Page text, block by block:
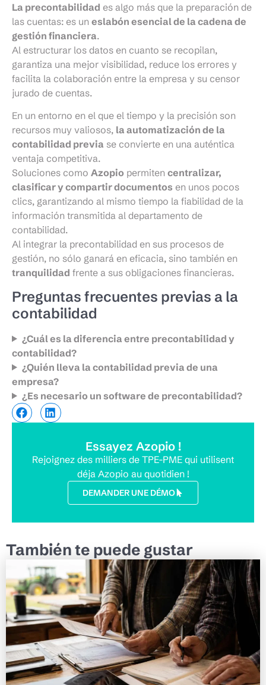
La precontabilidad es algo más que la preparación de
las cuentas: es un eslabón esencial de la cadena de
gestión financiera.
Al estructurar los datos en cuanto se recopilan,
garantiza una mejor visibilidad, reduce los errores y
facilita la colaboración entre la empresa y su censor
jurado de cuentas.
En un entorno en el que el tiempo y la precisión son
recursos muy valiosos, la automatización de la
contabilidad previa se convierte en una auténtica
ventaja competitiva.
Soluciones como Azopio permiten centralizar,
clasificar y compartir documentos en unos pocos
clics, garantizando al mismo tiempo la fiabilidad de la
información transmitida al departamento de
contabilidad.
Al integrar la precontabilidad en sus procesos de
gestión, no sólo ganará en eficacia, sino también en
tranquilidad frente a sus obligaciones financieras.
Preguntas frecuentes previas a la
contabilidad
¿Cuál es la diferencia entre precontabilidad y
contabilidad?
¿Quién lleva la contabilidad previa de una
empresa?
¿Es necesario un software de precontabilidad?
Essayez Azopio !
Rejoignez des milliers de TPE-PME qui utilisent
déja Azopio au quotidien !
DEMANDER UNE DÉMO
También te puede gustar